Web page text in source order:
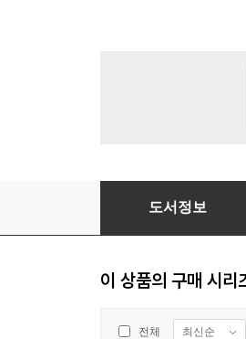
매일성경[개역개정]
도서정보
이 상품의 구매 시리
전체 최신순